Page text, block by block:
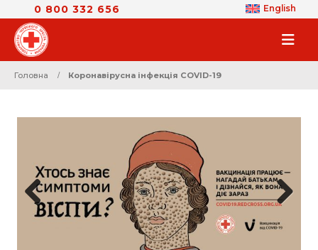
0 800 332 656 English
Головна Коронавірусна інфекція COVID-19
Previous